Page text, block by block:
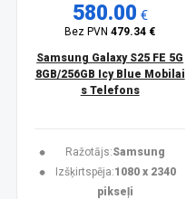
580.00 €
Bez PVN479.34 €
Samsung Galaxy S25 FE 5G
8GB/256GB Icy Blue Mobilai
s Telefons
Ražotājs:Samsung
Izšķirtspēja:1080 x 2340
pikseļi